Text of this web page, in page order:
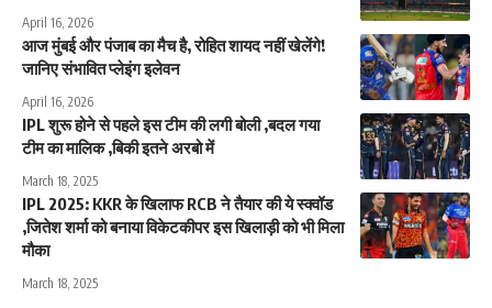
April 16, 2026
आज मुंबई और पंजाब का मैच है, रोहित शायद नहीं खेलेंगे!
जानिए संभावित प्लेइंग इलेवन
April 16, 2026
IPL शुरू होने से पहले इस टीम की लगी बोली ,बदल गया
टीम का मालिक ,बिकी इतने अरबो में
March 18, 2025
IPL 2025: KKR के खिलाफ RCB ने तैयार की ये स्क्वॉड
,जितेश शर्मा को बनाया विकेटकीपर इस खिलाड़ी को भी मिला
मौका
March 18, 2025